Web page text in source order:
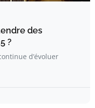
des
?
d’évoluer